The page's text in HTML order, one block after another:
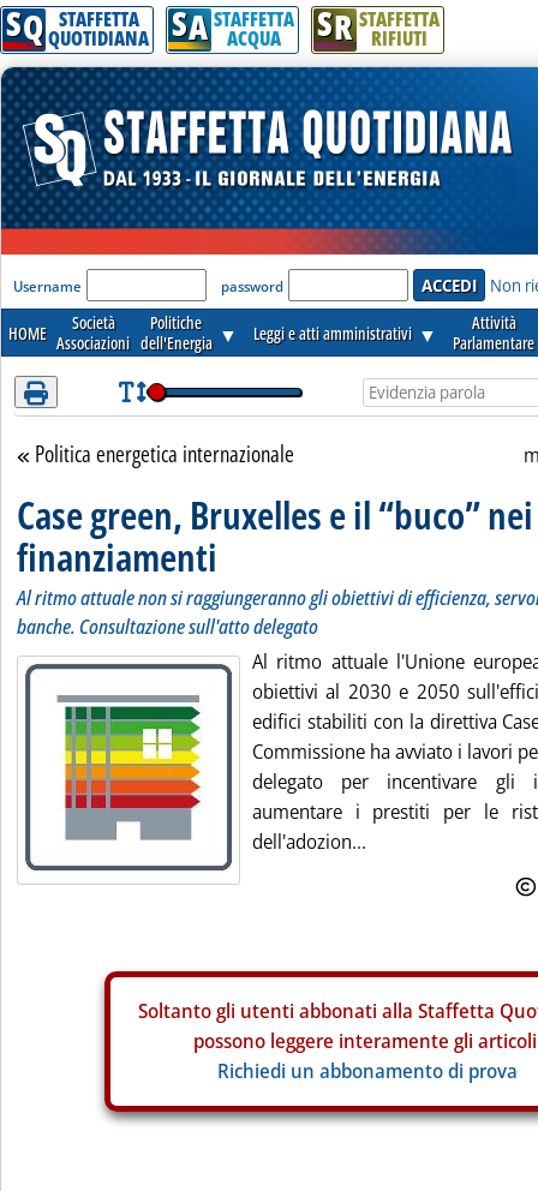
Attenzione! Esegui l'accesso per lèggere interamente la notizia.
SQ STAFFETTA
QUOTIDIANA SA STAFFETTA
ACQUA SR STAFFETTA
RIFIUTI
'Modulo Login per accedere'
Username password Non
HOME
Società
Associazioni
Politiche
dell'Energia ▼ Leggi e atti amministrativi ▼
Attività
Parlamentare
Torna alla sezione
Politica energetica internazionale
Case green, Bruxelles e il “buco” nei
finanziamenti
Al ritmo attuale non si raggiungeranno gli obiettivi di efficienza,
banche. Consultazione sull'atto delegato
Al ritmo attuale l'Unione
obiettivi al 2030 e 2050
edifici stabiliti con la direttiva
Commissione ha avviato i lavori
delegato per incentivare gli
aumentare i prestiti per le
dell'adozion...
Soltanto gli utenti abbonati alla Staffetta
possono leggere interamente gli
Richiedi un abbonamento di prova